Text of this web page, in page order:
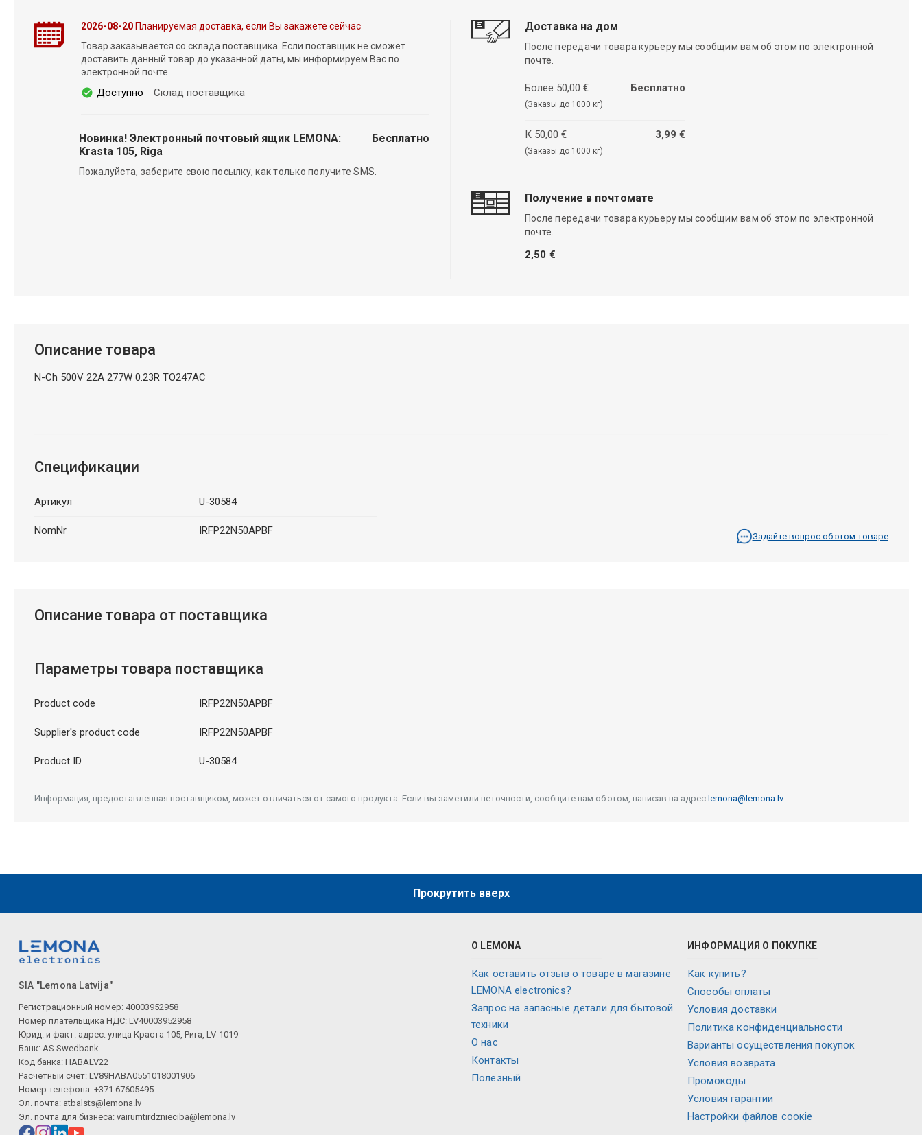
2026-08-20Планируемая доставка, если Вы закажете сейчас
Товар заказывается со склада поставщика. Если поставщик не сможет
доставить данный товар до указанной даты, мы информируем Вас по
электронной почте.
Доступно Склад поставщика
Новинка! Электронный почтовый ящик LEMONA:
Krasta 105, Riga
Бесплатно
Пожалуйста, заберите свою посылку, как только получите SMS.
Доставка на дом
После передачи товара курьеру мы сообщим вам об этом по электронной
почте.
Более 50,00 €
(Заказы до 1000 кг)
Бесплатно
К 50,00 €
(Заказы до 1000 кг)
3,99 €
Получение в почтомате
После передачи товара курьеру мы сообщим вам об этом по электронной
почте.
2,50 €
Описание товара
N-Ch 500V 22A 277W 0.23R TO247AC
Спецификации
Артикул U-30584
NomNr IRFP22N50APBF Задайте вопрос об этом товаре
Описание товара от поставщика
Параметры товара поставщика
Product code IRFP22N50APBF
Supplier's product code IRFP22N50APBF
Product ID U-30584
Информация, предоставленная поставщиком, может отличаться от самого продукта. Если вы заметили неточности, сообщите нам об этом, написав на адрес lemona@lemona.lv.
Прокрутить вверх
SIA "Lemona Latvija"
Регистрационный номер: 40003952958
Номер плательщика НДС: LV40003952958
Юрид. и факт. адрес: улица Краста 105, Рига, LV-1019
Банк: AS Swedbank
Код банка: HABALV22
Расчетный счет: LV89HABA0551018001906
Номер телефона: +371 67605495
Эл. почта: atbalsts@lemona.lv
Эл. почта для бизнеса: vairumtirdznieciba@lemona.lv
О LEMONA
Как оставить отзыв о товаре в магазине
LEMONA electronics?
Запрос на запасные детали для бытовой
техники
О нас
Контакты
Полезный
ИНФОРМАЦИЯ О ПОКУПКЕ
Как купить?
Способы оплаты
Условия доставки
Политика конфиденциальности
Варианты осуществления покупок
Условия возврата
Промокоды
Условия гарантии
Настройки файлов соокіе